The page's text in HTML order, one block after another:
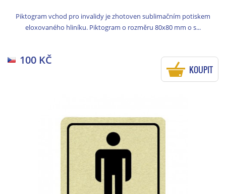
Piktogram vchod pro invalidy je zhotoven sublimačním potiskem
eloxovaného hliníku. Piktogram o rozměru 80x80 mm o s...
100 KČ
KOUPIT